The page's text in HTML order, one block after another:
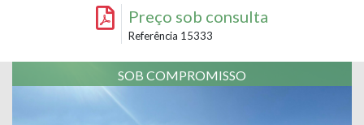
Preço sob consulta
Referência 15333
SOB COMPROMISSO